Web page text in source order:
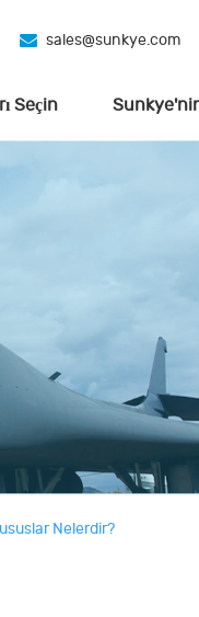
sales@sunkye.com
Seçin
Nelerdir?